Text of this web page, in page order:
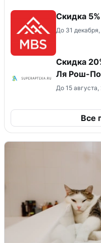
Скидка
До 31
Скидка
Ля Рош-
До 15
Все